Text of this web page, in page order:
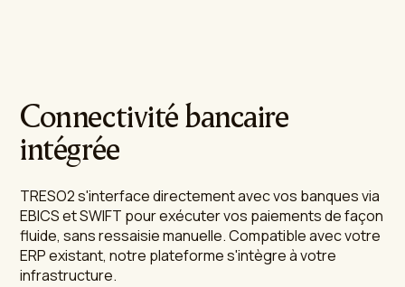
Connectivité bancaire
intégrée
TRESO2 s'interface directement avec vos banques via
EBICS et SWIFT pour exécuter vos paiements de façon
fluide, sans ressaisie manuelle. Compatible avec votre
ERP existant, notre plateforme s'intègre à votre
infrastructure.